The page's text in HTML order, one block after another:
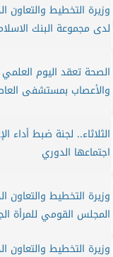
وزيرة التخطيط
لدى مجموعة البنك
الصحة تعقد اليوم العلمي
والأعصاب بمستشفى
الثلاثاء.. لجنة ضبط أداء
اجتماعها الدوري
وزيرة التخطيط
المجلس القومي للمرأة
وزيرة التخطيط والتعاون